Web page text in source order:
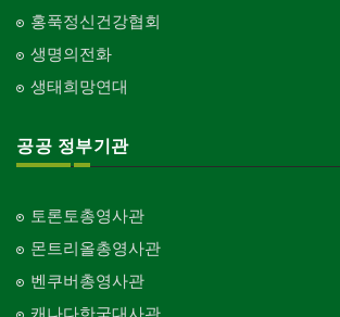
홍푹정신건강협회
생명의전화
생태희망연대
공공 정부기관
토론토총영사관
몬트리올총영사관
벤쿠버총영사관